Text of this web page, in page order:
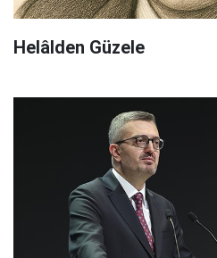
Helâlden Güzele